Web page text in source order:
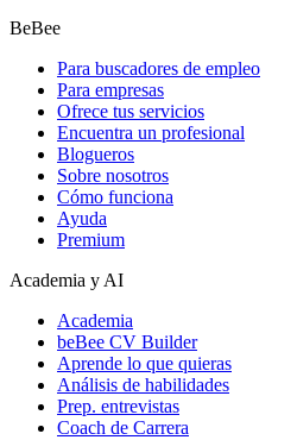
BeBee
Para buscadores de empleo
Para empresas
Ofrece tus servicios
Encuentra un profesional
Blogueros
Sobre nosotros
Cómo funciona
Ayuda
Premium
Academia y AI
Academia
beBee CV Builder
Aprende lo que quieras
Análisis de habilidades
Prep. entrevistas
Coach de Carrera